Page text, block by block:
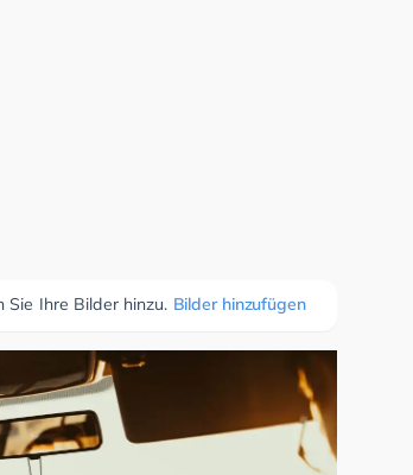
Sie Ihre Bilder hinzu. Bilder hinzufügen